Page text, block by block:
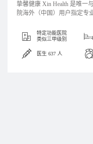
挚馨健康 Xin Health 是唯一
院海外（中国）用户指定专
特定功能医院
类似三甲级别
医生 637 人